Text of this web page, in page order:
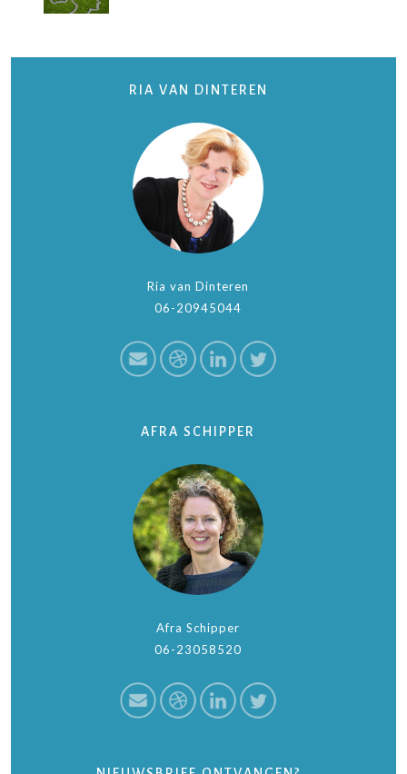
RIA VAN DINTEREN
Ria van Dinteren
06-20945044
AFRA SCHIPPER
Afra Schipper
06-23058520